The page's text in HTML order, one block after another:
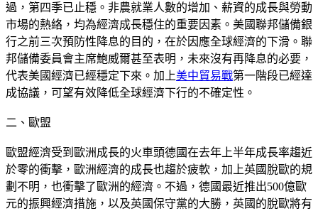
過，第四季已止穩。非農就業人數的增加、薪資的成長與勞動
市場的熱絡，均為經濟成長穩住的重要因素。美國聯邦儲備銀
行之前三次預防性降息的目的，在於因應全球經濟的下滑。聯
邦儲備委員會主席鮑威爾甚至表明，未來沒有再降息的必要，
代表美國經濟已經穩定下來。加上美中貿易戰第一階段已經達
成協議，可望有效降低全球經濟下行的不確定性。
二、歐盟
歐盟經濟受到歐洲成長的火車頭德國在去年上半年成長率趨近
於零的衝擊，歐洲經濟的成長也趨於疲軟，加上英國脫歐的規
劃不明，也衝擊了歐洲的經濟。不過，德國最近推出500億歐
元的振興經濟措施，以及英國保守黨的大勝，英國的脫歐將有